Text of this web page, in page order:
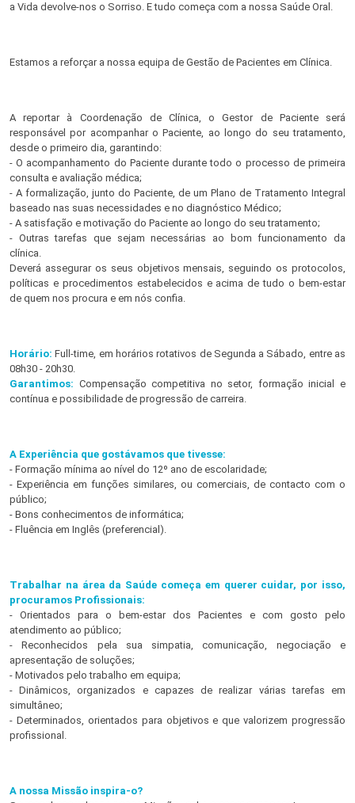
a Vida devolve-nos o Sorriso. E tudo começa com a nossa Saúde Oral.
Estamos a reforçar a nossa equipa de Gestão de Pacientes em Clínica.
A reportar à Coordenação de Clínica, o Gestor de Paciente será
responsável por acompanhar o Paciente, ao longo do seu tratamento,
desde o primeiro dia, garantindo:
- O acompanhamento do Paciente durante todo o processo de primeira
consulta e avaliação médica;
- A formalização, junto do Paciente, de um Plano de Tratamento Integral
baseado nas suas necessidades e no diagnóstico Médico;
- A satisfação e motivação do Paciente ao longo do seu tratamento;
- Outras tarefas que sejam necessárias ao bom funcionamento da
clínica.
Deverá assegurar os seus objetivos mensais, seguindo os protocolos,
políticas e procedimentos estabelecidos e acima de tudo o bem-estar
de quem nos procura e em nós confia.
Horário: Full-time, em horários rotativos de Segunda a Sábado, entre as
08h30 - 20h30.
Garantimos: Compensação competitiva no setor, formação inicial e
contínua e possibilidade de progressão de carreira.
A Experiência que gostávamos que tivesse:
- Formação mínima ao nível do 12º ano de escolaridade;
- Experiência em funções similares, ou comerciais, de contacto com o
público;
- Bons conhecimentos de informática;
- Fluência em Inglês (preferencial).
Trabalhar na área da Saúde começa em querer cuidar, por isso,
procuramos Profissionais:
- Orientados para o bem-estar dos Pacientes e com gosto pelo
atendimento ao público;
- Reconhecidos pela sua simpatia, comunicação, negociação e
apresentação de soluções;
- Motivados pelo trabalho em equipa;
- Dinâmicos, organizados e capazes de realizar várias tarefas em
simultâneo;
- Determinados, orientados para objetivos e que valorizem progressão
profissional.
A nossa Missão inspira-o?